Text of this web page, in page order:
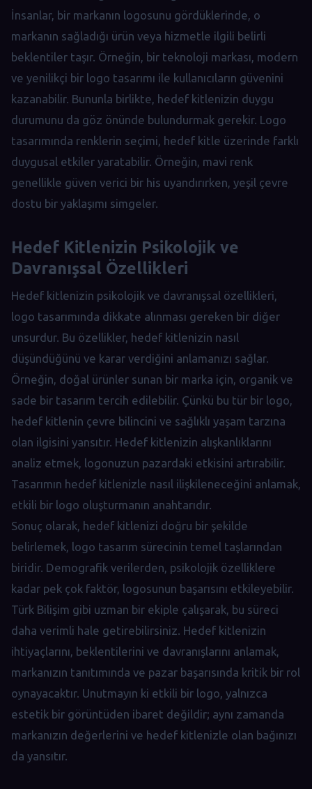
İnsanlar, bir markanın logosunu gördüklerinde, o
markanın sağladığı ürün veya hizmetle ilgili belirli
beklentiler taşır. Örneğin, bir teknoloji markası, modern
ve yenilikçi bir logo tasarımı ile kullanıcıların güvenini
kazanabilir. Bununla birlikte, hedef kitlenizin duygu
durumunu da göz önünde bulundurmak gerekir. Logo
tasarımında renklerin seçimi, hedef kitle üzerinde farklı
duygusal etkiler yaratabilir. Örneğin, mavi renk
genellikle güven verici bir his uyandırırken, yeşil çevre
dostu bir yaklaşımı simgeler.
Hedef Kitlenizin Psikolojik ve
Davranışsal Özellikleri
Hedef kitlenizin psikolojik ve davranışsal özellikleri,
logo tasarımında dikkate alınması gereken bir diğer
unsurdur. Bu özellikler, hedef kitlenizin nasıl
düşündüğünü ve karar verdiğini anlamanızı sağlar.
Örneğin, doğal ürünler sunan bir marka için, organik ve
sade bir tasarım tercih edilebilir. Çünkü bu tür bir logo,
hedef kitlenin çevre bilincini ve sağlıklı yaşam tarzına
olan ilgisini yansıtır. Hedef kitlenizin alışkanlıklarını
analiz etmek, logonuzun pazardaki etkisini artırabilir.
Tasarımın hedef kitlenizle nasıl ilişkileneceğini anlamak,
etkili bir logo oluşturmanın anahtarıdır.
Sonuç olarak, hedef kitlenizi doğru bir şekilde
belirlemek, logo tasarım sürecinin temel taşlarından
biridir. Demografik verilerden, psikolojik özelliklere
kadar pek çok faktör, logosunun başarısını etkileyebilir.
Türk Bilişim gibi uzman bir ekiple çalışarak, bu süreci
daha verimli hale getirebilirsiniz. Hedef kitlenizin
ihtiyaçlarını, beklentilerini ve davranışlarını anlamak,
markanızın tanıtımında ve pazar başarısında kritik bir rol
oynayacaktır. Unutmayın ki etkili bir logo, yalnızca
estetik bir görüntüden ibaret değildir; aynı zamanda
markanızın değerlerini ve hedef kitlenizle olan bağınızı
da yansıtır.